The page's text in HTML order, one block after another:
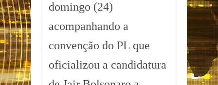
domingo (24)
acompanhando a
convenção do PL que
oficializou a candidatura